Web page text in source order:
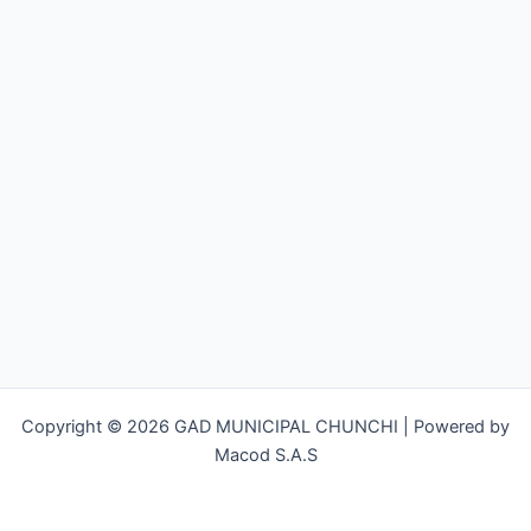
Copyright © 2026 GAD MUNICIPAL CHUNCHI | Powered by
Macod S.A.S